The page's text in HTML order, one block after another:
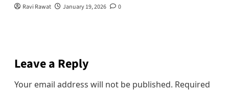
Ravi Rawat January 19, 2026 0
Leave a Reply
Your email address will not be published. Required